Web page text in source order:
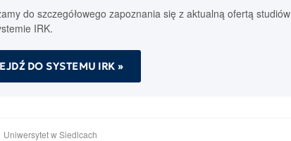
do szczegółowego zapoznania się z aktualną ofertą studiów
IRK.
DO SYSTEMU IRK »
Uniwersytet w Siedlcach